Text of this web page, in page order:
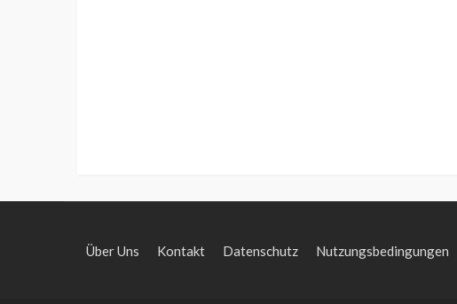
Über Uns Kontakt Datenschutz Nutzungsbedingungen